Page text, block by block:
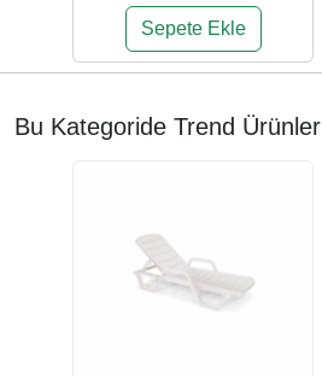
Sepete Ekle
Bu Kategoride Trend Ürünler